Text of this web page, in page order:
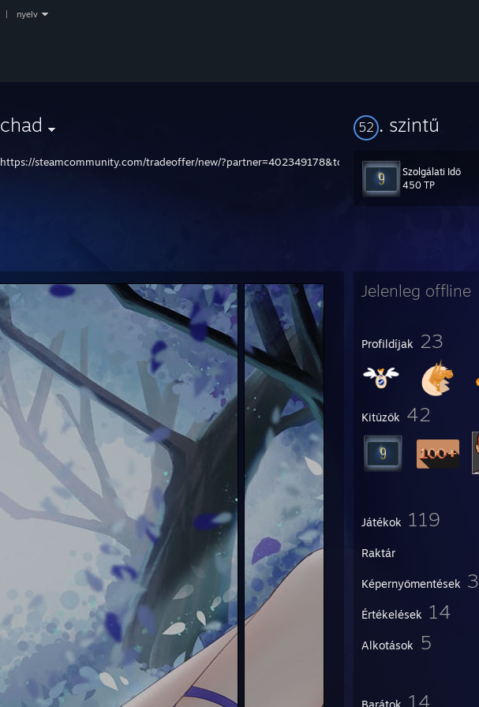
nyelv
chad
https://steamcommunity.com/tradeoffer/new/?partner=402349178&token=-fNOSYpe
52 . szintű
Szolgálati Idő
450 TP
Jelenleg offline
Profildíjak 23
Kitűzők 42
Játékok 119
Raktár
Képernyőmentések 3
Értékelések 14
Alkotások 5
Barátok 14